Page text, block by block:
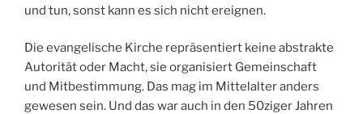
und tun, sonst kann es sich nicht ereignen.
Die evangelische Kirche repräsentiert keine abstrakte
Autorität oder Macht, sie organisiert Gemeinschaft
und Mitbestimmung. Das mag im Mittelalter anders
gewesen sein. Und das war auch in den 50ziger Jahren